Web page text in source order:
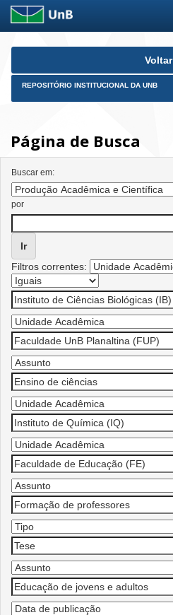
Skip
Voltar
REPOSITÓRIO INSTITUCIONAL DA UNB
Página de Busca
Buscar em:
por
Filtros correntes: